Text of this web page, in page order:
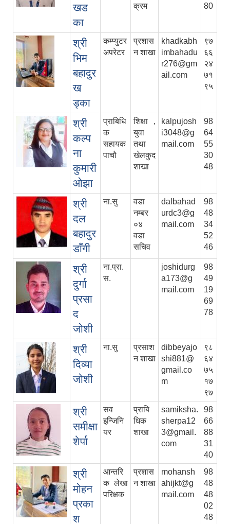
खड
का
क्रम
80
श्री
भिम
बहादुर
ख
ड्का
कम्प्युटर
अपरेटर
प्रशास
न शाखा
khadkabh
imbahadu
r276@gm
ail.com
९७
६६
२४
७१
९५
श्री
कल्प
ना
कुमारी
ओझा
प्राबिधि
क
सहायक
पाचौ
शिक्षा ,
युवा
तथा
खेलकुद
शाखा
kalpujosh
i3048@g
mail.com
98
64
55
30
48
श्री
दल
बहादुर
डाँगी
ना.सु
वडा
नम्बर
०४
वडा
सचिव
dalbahad
urdc3@g
mail.com
98
48
34
52
46
श्री
दुर्गा
प्रसा
द
जोशी
ना.प्रा.
स.
joshidurg
a173@g
mail.com
98
49
19
69
78
श्री
दिव्या
जोशी
ना.सु
प्रसाश
न शाखा
dibbeyajo
shi881@
gmail.co
m
९८
६४
७५
१७
९७
श्री
समीक्षा
शेर्पा
सव
इन्जिनि
यर
प्राबि
धिक
शाखा
samiksha.
sherpa12
3@gmail.
com
98
66
88
31
40
श्री
मोहन
प्रका
श
आन्तरि
क लेखा
परिक्षक
प्रशास
न शाखा
mohansh
ahijkt@g
mail.com
98
48
48
02
48